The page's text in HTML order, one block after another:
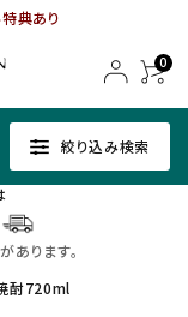
典あり
0
絞り込み検索
あります。
酎720ml